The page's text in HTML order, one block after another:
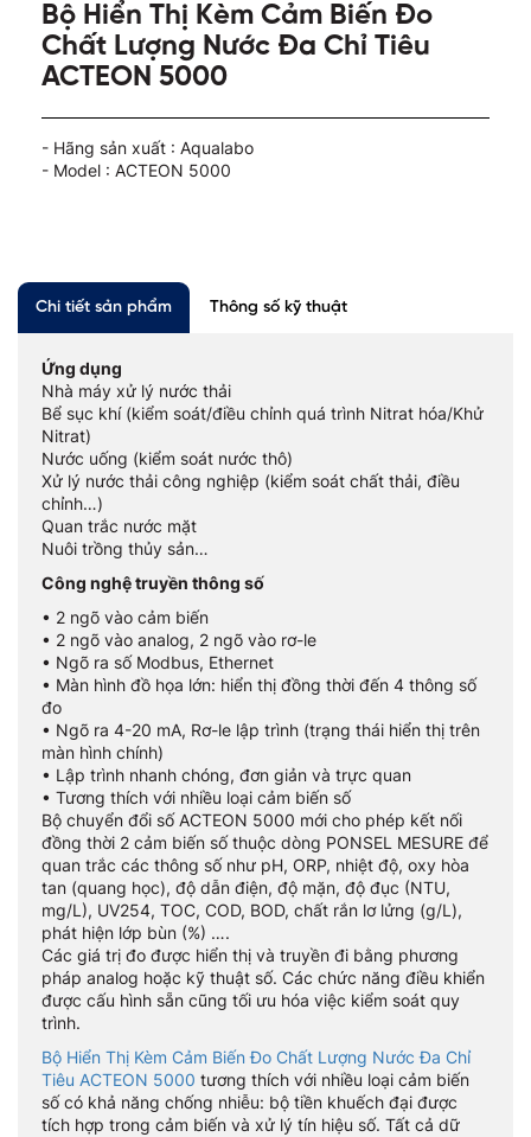
Bộ Hiển Thị Kèm Cảm Biến Đo
Chất Lượng Nước Đa Chỉ Tiêu
ACTEON 5000
- Hãng sản xuất : Aqualabo
- Model : ACTEON 5000
Chi tiết sản phẩm Thông số kỹ thuật
Ứng dụng
Nhà máy xử lý nước thải
Bể sục khí (kiểm soát/điều chỉnh quá trình Nitrat hóa/Khử
Nitrat)
Nước uống (kiểm soát nước thô)
Xử lý nước thải công nghiệp (kiểm soát chất thải, điều
chỉnh…)
Quan trắc nước mặt
Nuôi trồng thủy sản…
Công nghệ truyền thông số
• 2 ngõ vào cảm biến
• 2 ngõ vào analog, 2 ngõ vào rơ-le
• Ngõ ra số Modbus, Ethernet
• Màn hình đồ họa lớn: hiển thị đồng thời đến 4 thông số
đo
• Ngõ ra 4-20 mA, Rơ-le lập trình (trạng thái hiển thị trên
màn hình chính)
• Lập trình nhanh chóng, đơn giản và trực quan
• Tương thích với nhiều loại cảm biến số
Bộ chuyển đổi số ACTEON 5000 mới cho phép kết nối
đồng thời 2 cảm biến số thuộc dòng PONSEL MESURE để
quan trắc các thông số như pH, ORP, nhiệt độ, oxy hòa
tan (quang học), độ dẫn điện, độ mặn, độ đục (NTU,
mg/L), UV254, TOC, COD, BOD, chất rắn lơ lửng (g/L),
phát hiện lớp bùn (%) ….
Các giá trị đo được hiển thị và truyền đi bằng phương
pháp analog hoặc kỹ thuật số. Các chức năng điều khiển
được cấu hình sẵn cũng tối ưu hóa việc kiểm soát quy
trình.
Bộ Hiển Thị Kèm Cảm Biến Đo Chất Lượng Nước Đa Chỉ
Tiêu ACTEON 5000 tương thích với nhiều loại cảm biến
số có khả năng chống nhiễu: bộ tiền khuếch đại được
tích hợp trong cảm biến và xử lý tín hiệu số. Tất cả dữ